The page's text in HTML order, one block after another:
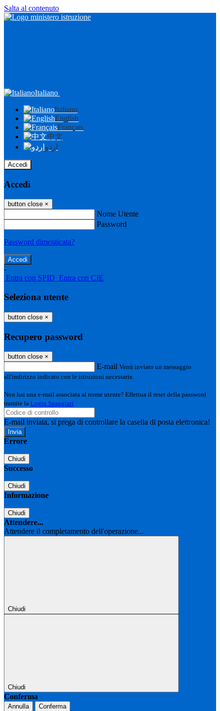
Salta al contenuto
Italiano
Italiano
English
Français
中文
اردو
Accedi
Accedi
button close ×
Nome Utente
Password
Password dimenticata?
-
Entra con SPID Entra con CIE
Seleziona utente
button close ×
Recupero password
button close ×
E-mail Verrà inviato un messaggio
all'indirizzo indicato con le istruzioni necessarie.
Non hai una e-mail associata al nome utente? Effettua il reset della password
tramite la Login Spaggiari
E-mail inviata, si prega di controllare la casella di posta elettronica!
Errore
Chiudi
Successo
Chiudi
Informazione
Chiudi
Attendere...
Attendere il completamento dell'operazione...
Chiudi
Chiudi
Conferma
Annulla Conferma